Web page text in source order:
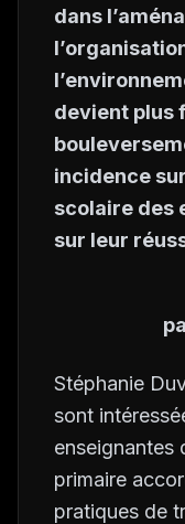
dans
devient plus
incidence
scolaire des
sur leur
Stéphanie
sont
enseignantes
primaire
pratiques de